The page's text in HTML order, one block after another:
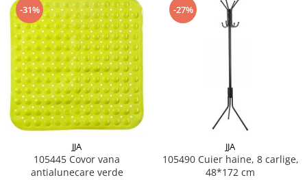
-31%
JJA
105445 Covor vana
antialunecare verde
-27%
JJA
105490 Cuier haine, 8 carlige,
48*172 cm